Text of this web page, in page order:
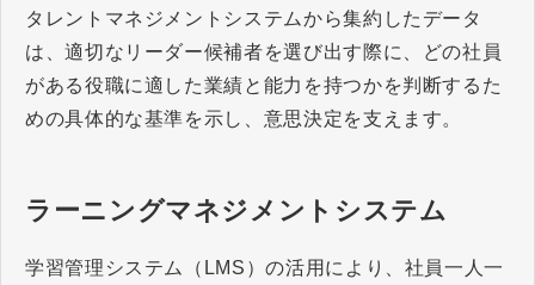
タレントマネジメントシステムから集約したデータ
は、適切なリーダー候補者を選び出す際に、どの社員
がある役職に適した業績と能力を持つかを判断するた
めの具体的な基準を示し、意思決定を支えます。
ラーニングマネジメントシステム
学習管理システム（LMS）の活用により、社員一人一